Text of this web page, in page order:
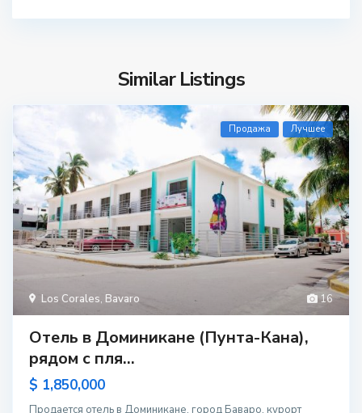
Similar Listings
16
Los Corales, Bavaro
Продажа Лучшее
Отель в Доминикане (Пунта-Кана),
рядом с пля...
$ 1,850,000
Продается отель в Доминикане, город Баваро, курорт